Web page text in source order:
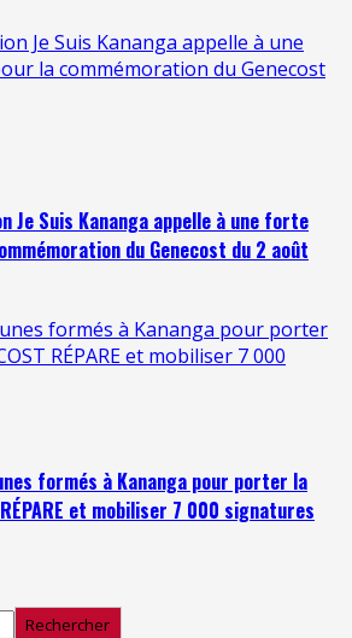
Je Suis Kananga appelle à une
la commémoration du Genecost
Je Suis Kananga appelle à une forte
du Genecost du 2 août
formés à Kananga pour porter
RÉPARE et mobiliser 7 000
formés à Kananga pour porter la
RÉPARE et mobiliser 7 000 signatures
Rechercher